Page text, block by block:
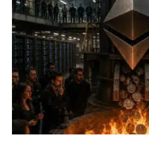
ETH : Ethereum veut brûler